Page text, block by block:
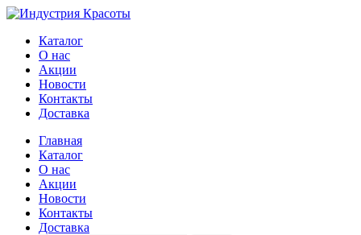
Каталог
О нас
Акции
Новости
Контакты
Доставка
Главная
Каталог
О нас
Акции
Новости
Контакты
Доставка